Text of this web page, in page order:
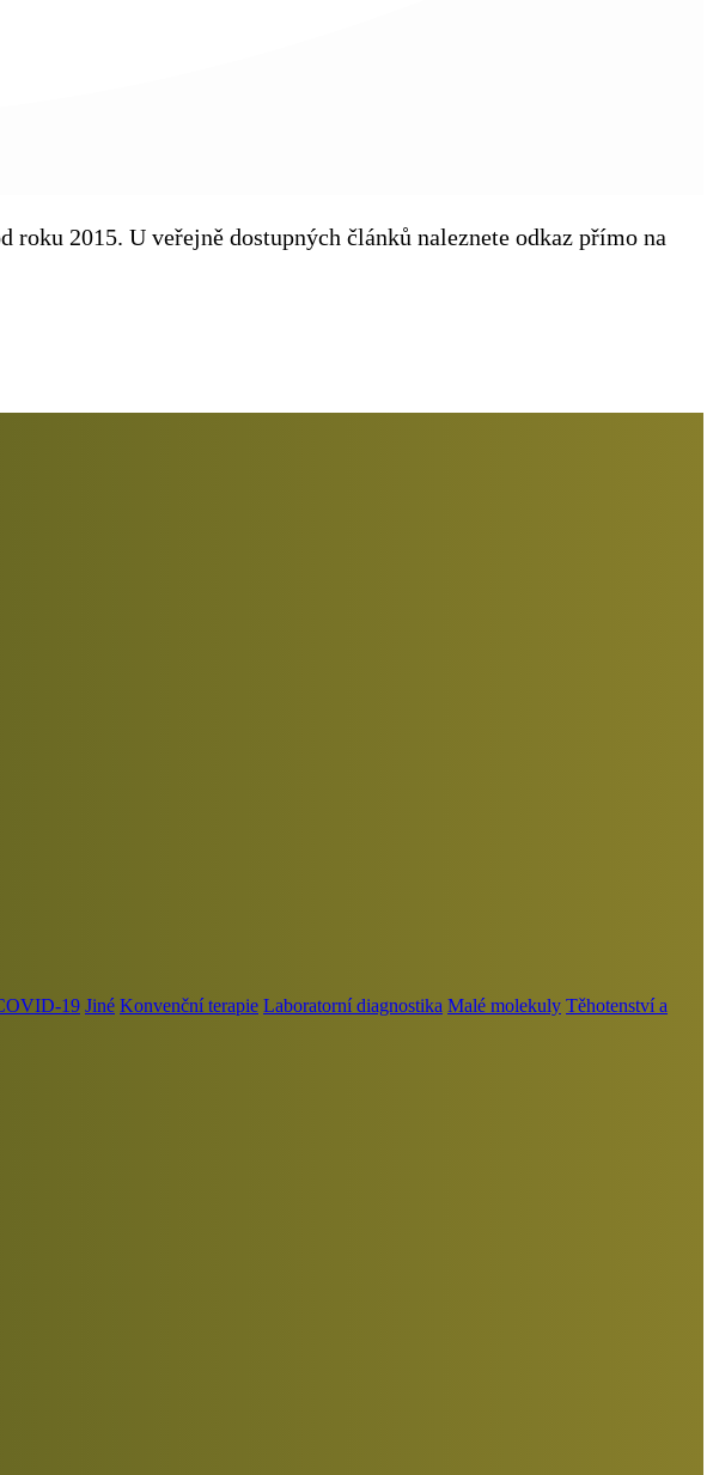
2015. U veřejně dostupných článků naleznete odkaz přímo na
19 Jiné Konvenční terapie Laboratorní diagnostika Malé molekuly Těhotenství a